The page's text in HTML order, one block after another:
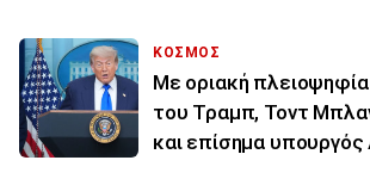
ΚΟΣΜΟΣ
Με οριακή
του Τραμπ, Τοντ
και επίσημα υπουργός